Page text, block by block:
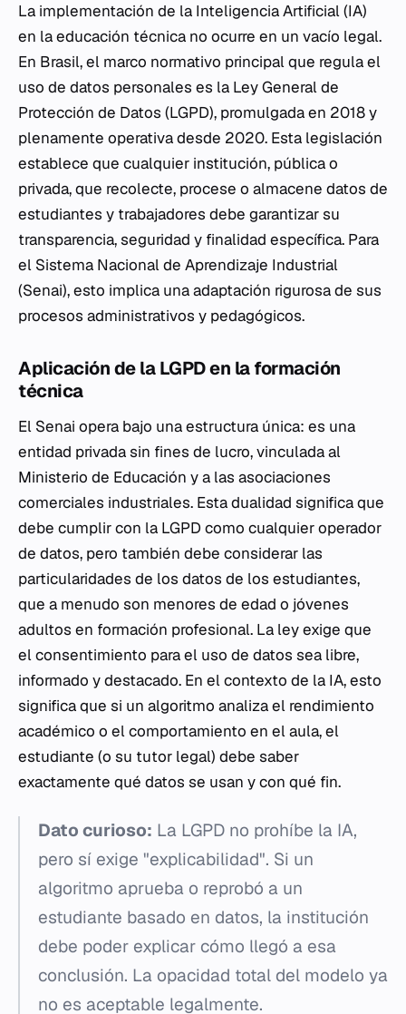
La implementación de la Inteligencia Artificial (IA)
en la educación técnica no ocurre en un vacío legal.
En Brasil, el marco normativo principal que regula el
uso de datos personales es la Ley General de
Protección de Datos (LGPD), promulgada en 2018 y
plenamente operativa desde 2020. Esta legislación
establece que cualquier institución, pública o
privada, que recolecte, procese o almacene datos de
estudiantes y trabajadores debe garantizar su
transparencia, seguridad y finalidad específica. Para
el Sistema Nacional de Aprendizaje Industrial
(Senai), esto implica una adaptación rigurosa de sus
procesos administrativos y pedagógicos.
Aplicación de la LGPD en la formación
técnica
El Senai opera bajo una estructura única: es una
entidad privada sin fines de lucro, vinculada al
Ministerio de Educación y a las asociaciones
comerciales industriales. Esta dualidad significa que
debe cumplir con la LGPD como cualquier operador
de datos, pero también debe considerar las
particularidades de los datos de los estudiantes,
que a menudo son menores de edad o jóvenes
adultos en formación profesional. La ley exige que
el consentimiento para el uso de datos sea libre,
informado y destacado. En el contexto de la IA, esto
significa que si un algoritmo analiza el rendimiento
académico o el comportamiento en el aula, el
estudiante (o su tutor legal) debe saber
exactamente qué datos se usan y con qué fin.
Dato curioso: La LGPD no prohíbe la IA,
pero sí exige "explicabilidad". Si un
algoritmo aprueba o reprobó a un
estudiante basado en datos, la institución
debe poder explicar cómo llegó a esa
conclusión. La opacidad total del modelo ya
no es aceptable legalmente.